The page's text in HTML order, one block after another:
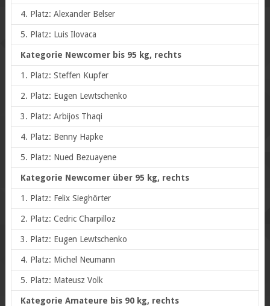
4. Platz: Alexander Belser
5. Platz: Luis Ilovaca
Kategorie Newcomer bis 95 kg, rechts
1. Platz: Steffen Kupfer
2. Platz: Eugen Lewtschenko
3. Platz: Arbijos Thaqi
4. Platz: Benny Hapke
5. Platz: Nued Bezuayene
Kategorie Newcomer über 95 kg, rechts
1. Platz: Felix Sieghörter
2. Platz: Cedric Charpilloz
3. Platz: Eugen Lewtschenko
4. Platz: Michel Neumann
5. Platz: Mateusz Volk
Kategorie Amateure bis 90 kg, rechts